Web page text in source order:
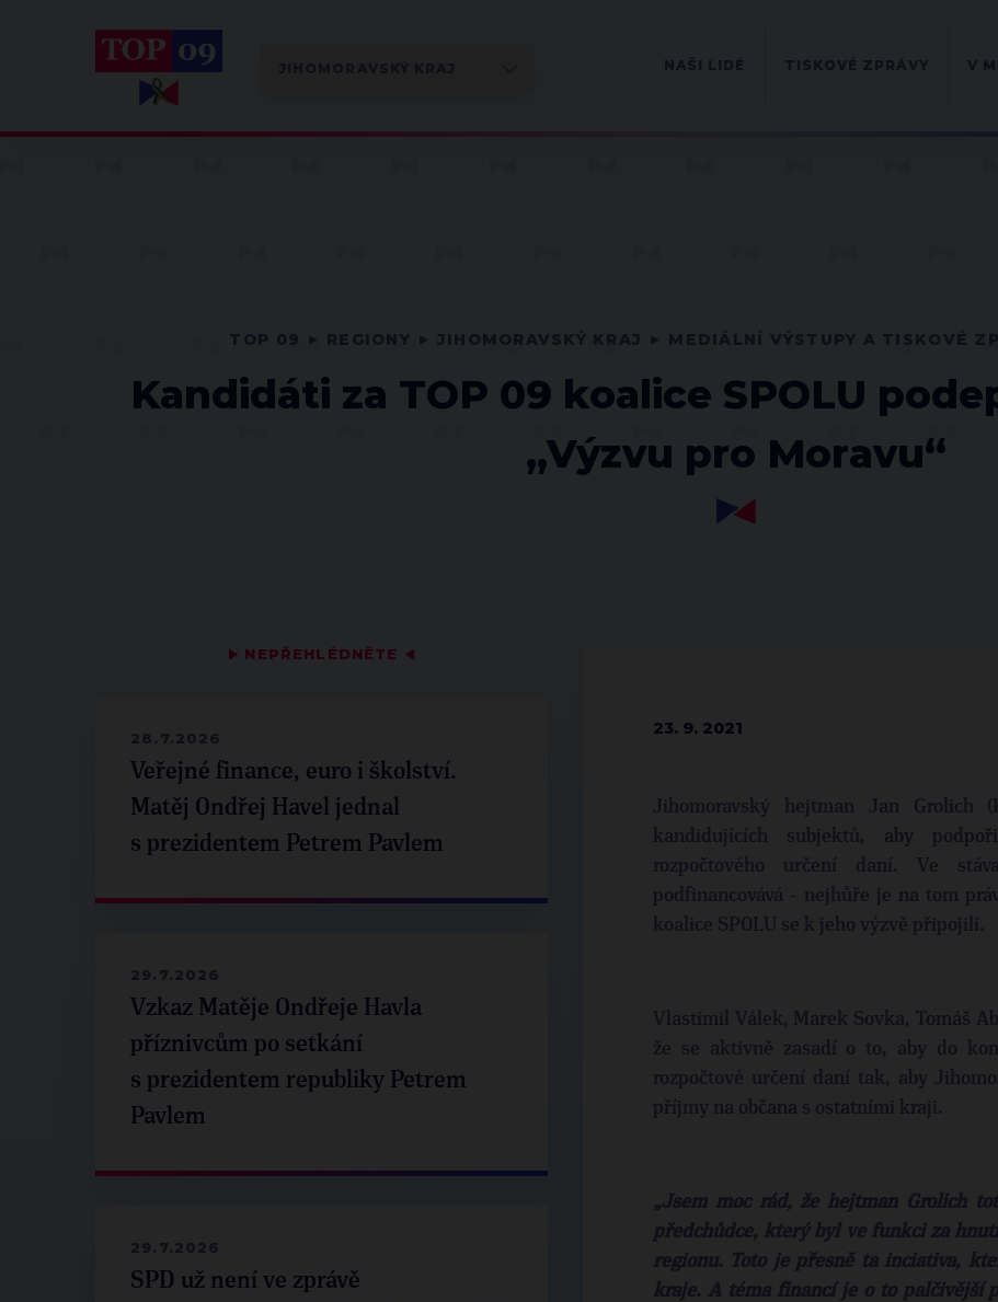
Kandidáti za TOP 09 koalice SPOLU
„Výzvu pro Moravu“
▶ NEPŘEHLÉDNĚTE ◀
28.7.2026
Veřejné finance, euro i školství.
Matěj Ondřej Havel jednal
s prezidentem Petrem Pavlem
29.7.2026
Vzkaz Matěje Ondřeje Havla
příznivcům po setkání
s prezidentem republiky Petrem
Pavlem
29.7.2026
SPD už není ve zprávě
23. 9. 2021
Jihomoravský hejtman Jan Grolich
kandidujících subjektů, aby
rozpočtového určení daní. Ve
podfinancovává - nejhůře je na tom
koalice SPOLU se k jeho výzvě připojili.
Vlastimil Válek, Marek Sovka, Tomáš
že se aktivně zasadí o to, aby do
rozpočtové určení daní tak, aby
příjmy na občana s ostatními kraji.
„Jsem moc rád, že hejtman Grolich
předchůdce, který byl ve funkci za
regionu. Toto je přesně ta inciativa,
kraje. A téma financí je o to palčivější